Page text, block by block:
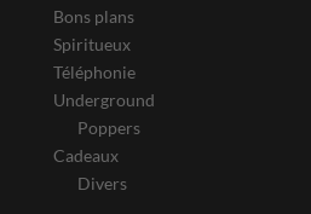
Bons plans
Spiritueux
Téléphonie
Underground
Poppers
Cadeaux
Divers